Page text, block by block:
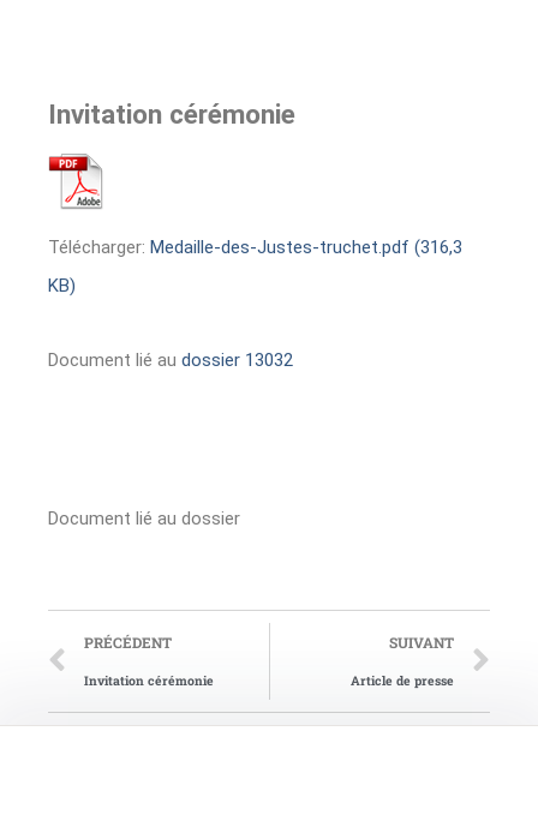
Invitation cérémonie
Télécharger: Medaille-des-Justes-truchet.pdf (316,3
KB)
Document lié au dossier 13032
Document lié au dossier
PRÉCÉDENT
Invitation cérémonie
SUIVANT
Article de presse